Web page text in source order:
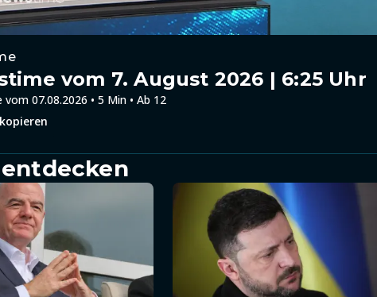
vom 7. August 2026 | 6:25 Uhr
vom 07.08.2026 • 5 Min • Ab 12